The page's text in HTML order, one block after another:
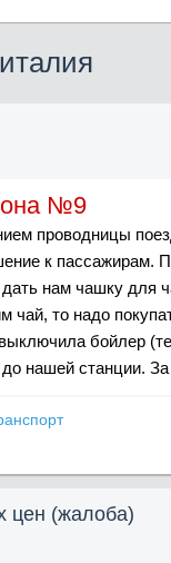
№9
проводницы
к пассажирам.
нам чашку для
чай, то надо
бойлер
нашей станции.
цен (жалоба)